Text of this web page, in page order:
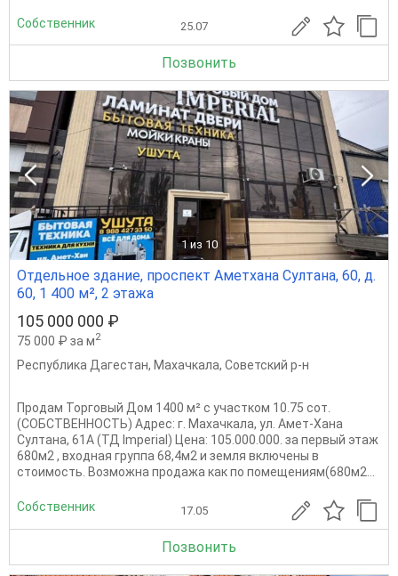
Собственник 25.07
Позвонить
1 из 10
Отдельное здание, проспект Аметхана Султана, 60, д.
60, 1 400 м², 2 этажа
105 000 000 ₽
75 000 ₽ за м2
Республика Дагестан, Махачкала, Советский р-н
Продам Торговый Дом 1400 м² с участком 10.75 сот.
(СОБСТВЕННОСТЬ) Адрес: г. Махачкала, ул. Амет-Хана
Султана, 61А (ТД Imperial) Цена: 105.000.000. за первый этаж
680м2 , входная группа 68,4м2 и земля включены в
стоимость. Возможна продажа как по помещениям(680м2...
Собственник 17.05
Позвонить